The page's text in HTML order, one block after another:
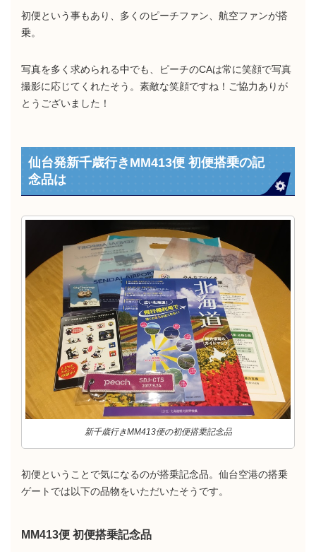
初便という事もあり、多くのピーチファン、航空ファンが搭
乗。
写真を多く求められる中でも、ピーチのCAは常に笑顔で写真
撮影に応じてくれたそう。素敵な笑顔ですね！ご協力ありが
とうございました！
仙台発新千歳行きMM413便 初便搭乗の記
念品は
新千歳行きMM413便の初便搭乗記念品
初便ということで気になるのが搭乗記念品。仙台空港の搭乗
ゲートでは以下の品物をいただいたそうです。
MM413便 初便搭乗記念品